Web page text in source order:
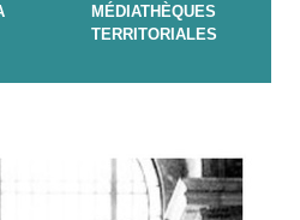
MÉDIATHÈQUES
TERRITORIALES